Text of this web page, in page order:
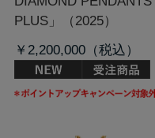
PLUS」（2025）
￥2,200,000